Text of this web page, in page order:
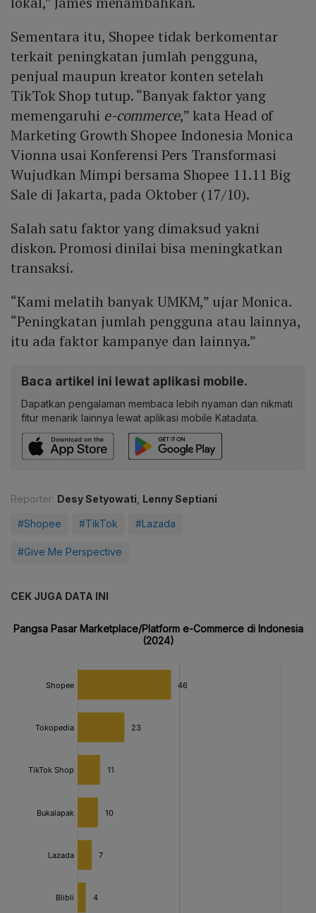
Sementara itu, Shopee tidak berkomentar
terkait peningkatan jumlah pengguna,
penjual maupun kreator konten setelah
TikTok Shop tutup. “Banyak faktor yang
memengaruhi e-commerce,” kata Head of
Marketing Growth Shopee Indonesia Monica
Vionna usai Konferensi Pers Transformasi
Wujudkan Mimpi bersama Shopee 11.11 Big
Sale di Jakarta, pada Oktober (17/10).
Salah satu faktor yang dimaksud yakni
diskon. Promosi dinilai bisa meningkatkan
transaksi.
“Kami melatih banyak UMKM,” ujar Monica.
“Peningkatan jumlah pengguna atau lainnya,
itu ada faktor kampanye dan lainnya.”
Baca artikel ini lewat aplikasi mobile.
Dapatkan pengalaman membaca lebih nyaman dan nikmati
fitur menarik lainnya lewat aplikasi mobile Katadata.
Reporter: Desy Setyowati, Lenny Septiani
#Shopee #TikTok #Lazada
#Give Me Perspective
CEK JUGA DATA INI